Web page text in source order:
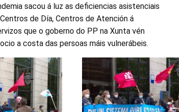
sacou á luz as deficiencias asistenciais
de Día, Centros de Atención á
que o goberno do PP na Xunta vén
a costa das persoas máis vulnerábeis.